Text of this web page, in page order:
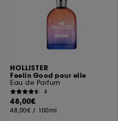
HOLLISTER
Feelin Good pour elle
Eau de Parfum
4
48,00€
48,00€ / 100ml